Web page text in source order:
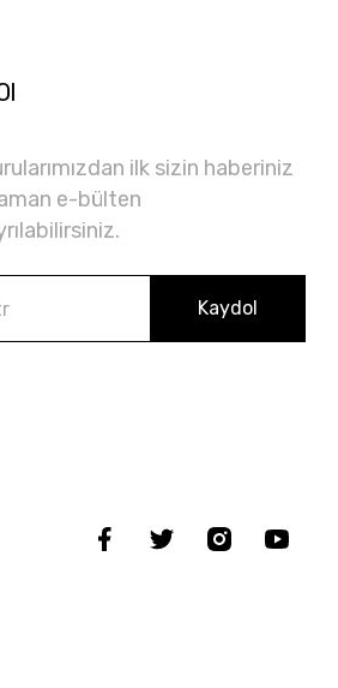
ilk sizin haberiniz
e-bülten
Kaydol